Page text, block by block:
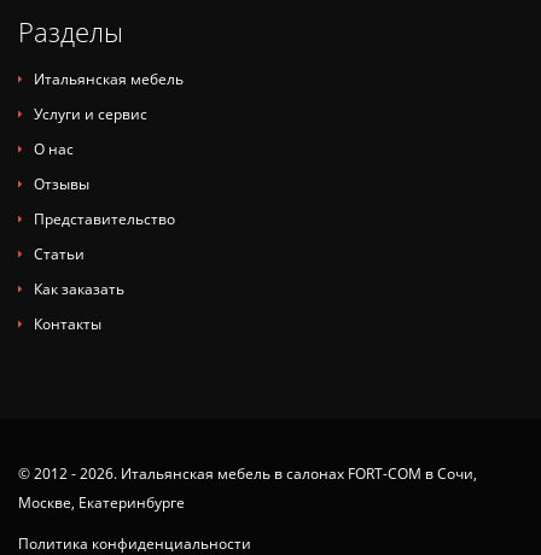
Разделы
Итальянская мебель
Услуги и сервис
О нас
Отзывы
Представительство
Статьи
Как заказать
Контакты
© 2012 - 2026. Итальянская мебель в салонах FORT-COM в Сочи,
Москве, Екатеринбурге
Политика конфиденциальности